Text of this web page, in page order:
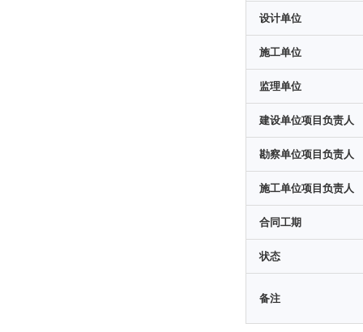
设计单位
施工单位
监理单位
建设单位项目负责人
勘察单位项目负责人
施工单位项目负责人
合同工期
状态
备注